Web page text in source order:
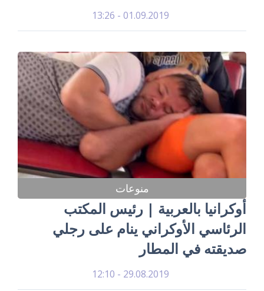
01.09.2019 - 13:26
منوعات
أوكرانيا بالعربية | رئيس المكتب
الرئاسي الأوكراني ينام على رجلي
صديقته في المطار
29.08.2019 - 12:10